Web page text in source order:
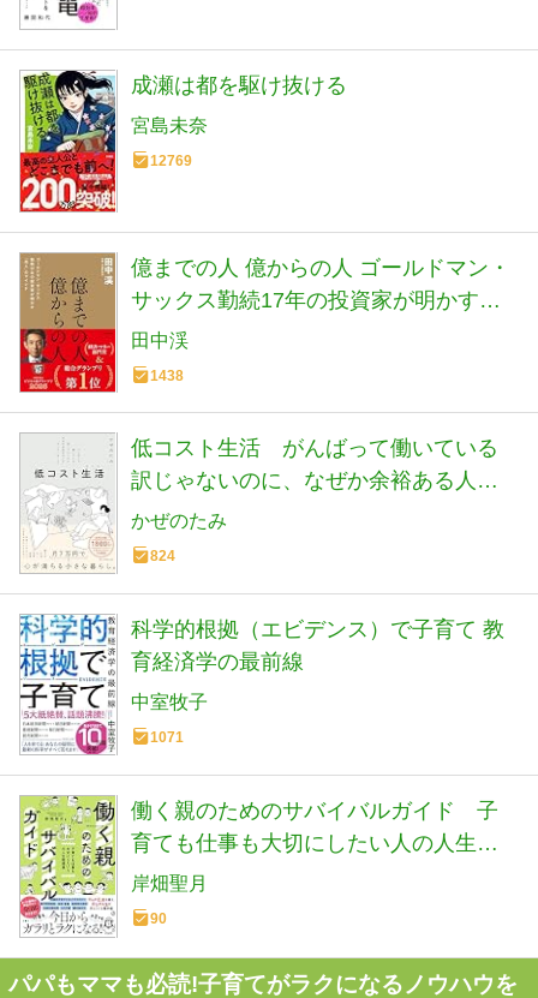
成瀬は都を駆け抜ける
宮島未奈
12769
億までの人 億からの人 ゴールドマン・
サックス勤続17年の投資家が明かす
「兆人」のマインド
田中渓
1438
低コスト生活 がんばって働いている
訳じゃないのに、なぜか余裕ある人が
やっていること。
かぜのたみ
824
科学的根拠（エビデンス）で子育て 教
育経済学の最前線
中室牧子
1071
働く親のためのサバイバルガイド 子
育ても仕事も大切にしたい人の人生戦
略書
岸畑聖月
90
パパもママも必読!子育てがラクになるノウハウを